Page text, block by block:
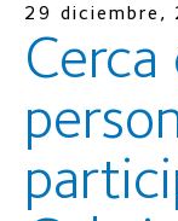
29 diciembre,